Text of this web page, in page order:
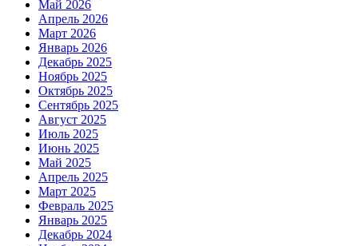
Май 2026
Апрель 2026
Март 2026
Январь 2026
Декабрь 2025
Ноябрь 2025
Октябрь 2025
Сентябрь 2025
Август 2025
Июль 2025
Июнь 2025
Май 2025
Апрель 2025
Март 2025
Февраль 2025
Январь 2025
Декабрь 2024